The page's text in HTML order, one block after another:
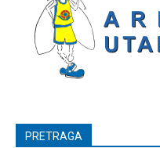
PRETRAGA